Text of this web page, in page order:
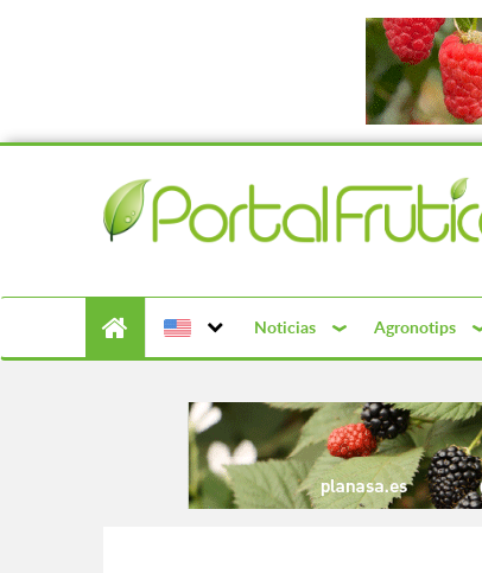
Noticias Agronotips